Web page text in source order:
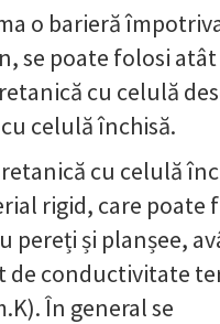
o barieră
se poate folosi atât
cu celulă
celulă închisă.
cu celulă
rigid, care poate
pereți și planșee,
de conductivitate
În general se